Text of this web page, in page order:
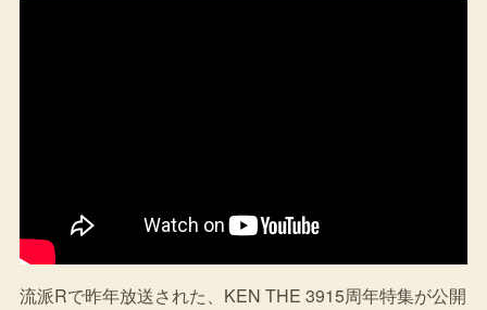
流派Rで昨年放送された、KEN THE 3915周年特集が公開